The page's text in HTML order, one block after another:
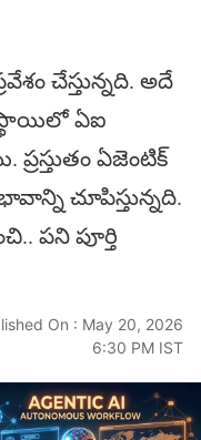
చేస్తున్నది. అదే
ఏఐ
ఏజెంటిక్‌
చూపిస్తున్నది.
పని పూర్తి
On : May 20, 2026
6:30 PM IST